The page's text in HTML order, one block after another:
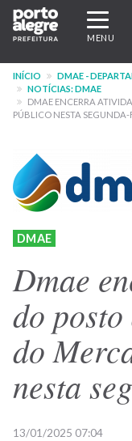
Pular
para
conteúdo
principal
MENU
INÍCIO
DMAE -
NOTÍCIAS: DMAE
DMAE ENCERRA
PÚBLICO NESTA SEGUNDA-
DMAE
Dmae
do
do
nesta
13/01/2025 07:04